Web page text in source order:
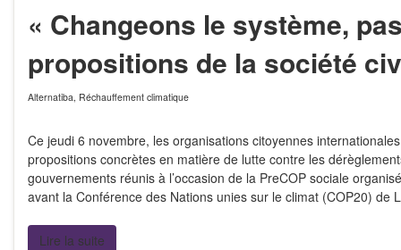
« Changeons le système,
propositions de la société
Alternatiba, Réchauffement climatique
Ce jeudi 6 novembre, les organisations citoyennes
propositions concrètes en matière de lutte contre les
gouvernements réunis à l’occasion de la PreCOP sociale
avant la Conférence des Nations unies sur le climat (COP20) de
Lire la suite